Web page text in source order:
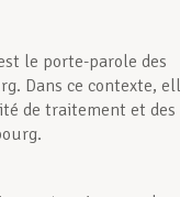
le porte-parole des
Dans ce contexte,
de traitement et des